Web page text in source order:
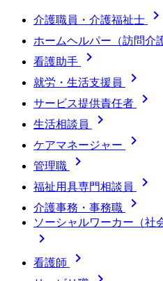
介護職員・介護福祉士 
ホームヘルパー（訪問介
看護助手 
就労・生活支援員 
サービス提供責任者 
生活相談員 
ケアマネージャー 
管理職 
福祉用具専門相談員 
介護事務・事務職 
ソーシャルワーカー（社

看護師 